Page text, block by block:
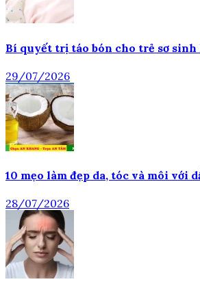
Bí quyết trị táo bón cho trẻ sơ sinh
29/07/2026
10 mẹo làm đẹp da, tóc và môi với
28/07/2026